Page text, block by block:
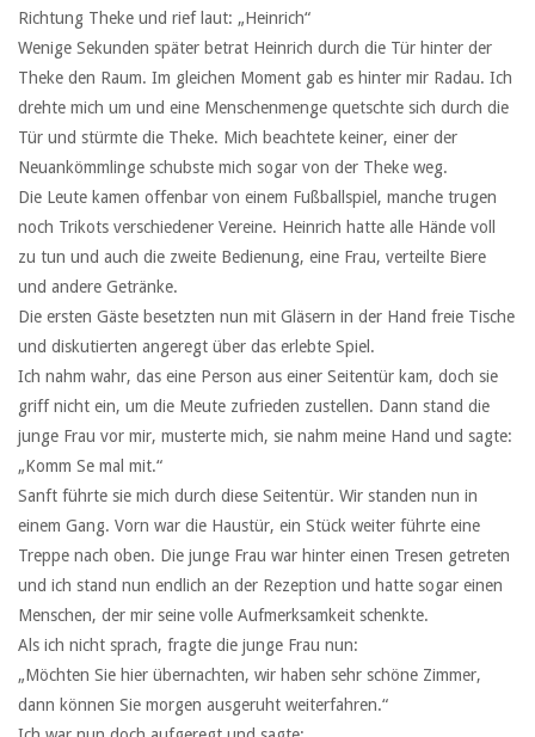
Richtung Theke und rief laut: „Heinrich“
Wenige Sekunden später betrat Heinrich durch die Tür hinter der
Theke den Raum. Im gleichen Moment gab es hinter mir Radau. Ich
drehte mich um und eine Menschenmenge quetschte sich durch die
Tür und stürmte die Theke. Mich beachtete keiner, einer der
Neuankömmlinge schubste mich sogar von der Theke weg.
Die Leute kamen offenbar von einem Fußballspiel, manche trugen
noch Trikots verschiedener Vereine. Heinrich hatte alle Hände voll
zu tun und auch die zweite Bedienung, eine Frau, verteilte Biere
und andere Getränke.
Die ersten Gäste besetzten nun mit Gläsern in der Hand freie Tische
und diskutierten angeregt über das erlebte Spiel.
Ich nahm wahr, das eine Person aus einer Seitentür kam, doch sie
griff nicht ein, um die Meute zufrieden zustellen. Dann stand die
junge Frau vor mir, musterte mich, sie nahm meine Hand und sagte:
„Komm Se mal mit.“
Sanft führte sie mich durch diese Seitentür. Wir standen nun in
einem Gang. Vorn war die Haustür, ein Stück weiter führte eine
Treppe nach oben. Die junge Frau war hinter einen Tresen getreten
und ich stand nun endlich an der Rezeption und hatte sogar einen
Menschen, der mir seine volle Aufmerksamkeit schenkte.
Als ich nicht sprach, fragte die junge Frau nun:
„Möchten Sie hier übernachten, wir haben sehr schöne Zimmer,
dann können Sie morgen ausgeruht weiterfahren.“